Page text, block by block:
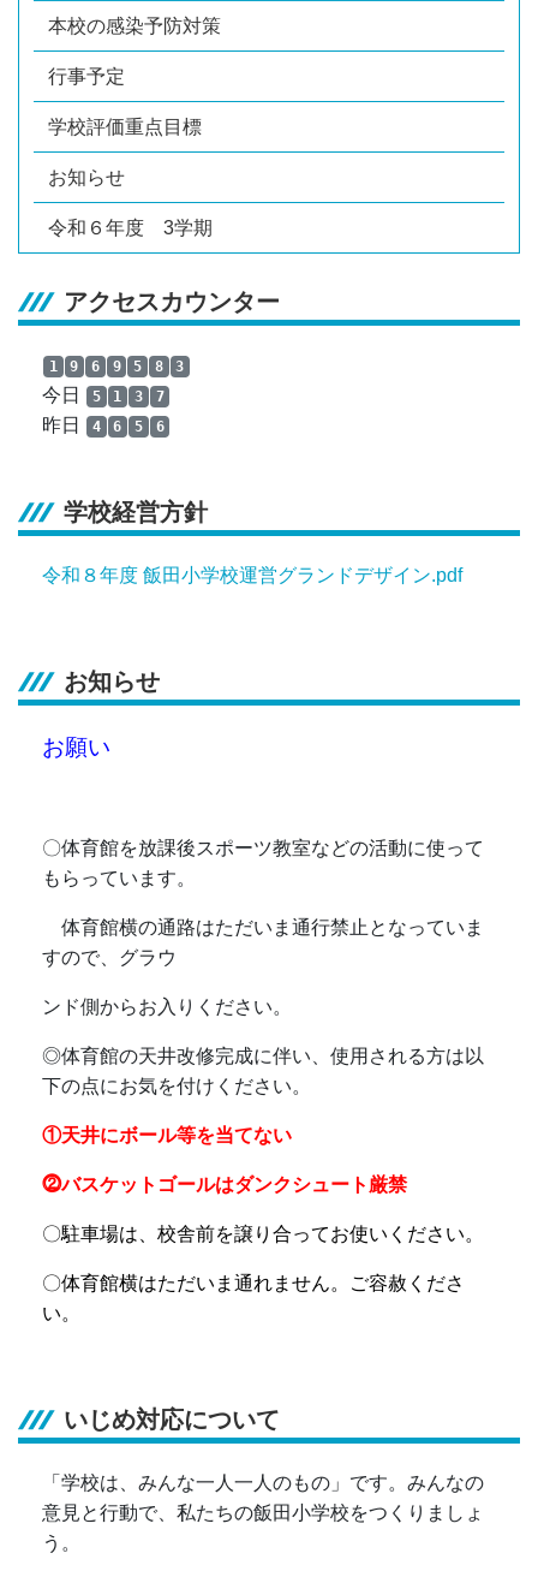
本校の感染予防対策
行事予定
学校評価重点目標
お知らせ
令和６年度 3学期
アクセスカウンター
1 9 6 9 5 8 3
今日 5 1 3 7
昨日 4 6 5 6
学校経営方針
令和８年度 飯田小学校運営グランドデザイン.pdf
お知らせ
お願い
〇体育館を放課後スポーツ教室などの活動に使って
もらっています。
体育館横の通路はただいま通行禁止となっていま
すので、グラウ
ンド側からお入りください。
◎体育館の天井改修完成に伴い、使用される方は以
下の点にお気を付けください。
①天井にボール等を当てない
⓶バスケットゴールはダンクシュート厳禁
〇駐車場は、校舎前を譲り合ってお使いください。
〇体育館横はただいま通れません。ご容赦くださ
い。
いじめ対応について
「学校は、みんな一人一人のもの」です。みんなの
意見と行動で、私たちの飯田小学校をつくりましょ
う。